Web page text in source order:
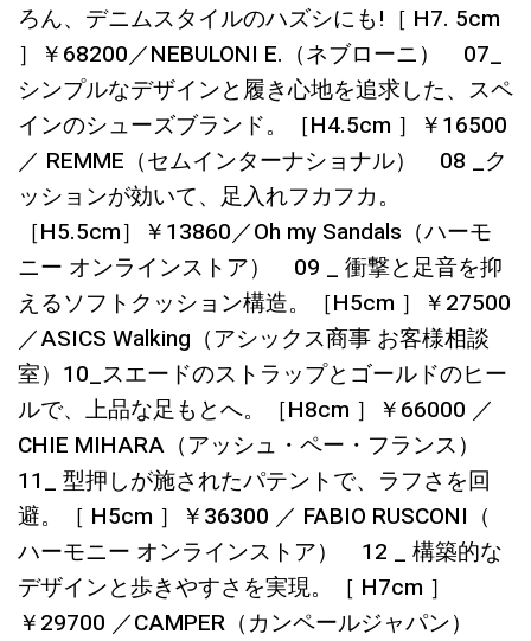
ろん、デニムスタイルのハズシにも!［ H7. 5cm
］￥68200／NEBULONI E.（ネブローニ） 07_
シンプルなデザインと履き心地を追求した、スペ
インのシューズブランド。［H4.5cm ］￥16500
／ REMME（セムインターナショナル） 08 _ク
ッションが効いて、足入れフカフカ。
［H5.5cm］￥13860／Oh my Sandals（ハーモ
ニー オンラインストア） 09 _ 衝撃と足音を抑
えるソフトクッション構造。［H5cm ］￥27500
／ASICS Walking（アシックス商事 お客様相談
室）10_スエードのストラップとゴールドのヒー
ルで、上品な足もとへ。［H8cm ］￥66000 ／
CHIE MIHARA（アッシュ・ペー・フランス）
11_ 型押しが施されたパテントで、ラフさを回
避。［ H5cm ］￥36300 ／ FABIO RUSCONI（
ハーモニー オンラインストア） 12 _ 構築的な
デザインと歩きやすさを実現。［ H7cm ］
￥29700 ／CAMPER（カンペールジャパン）